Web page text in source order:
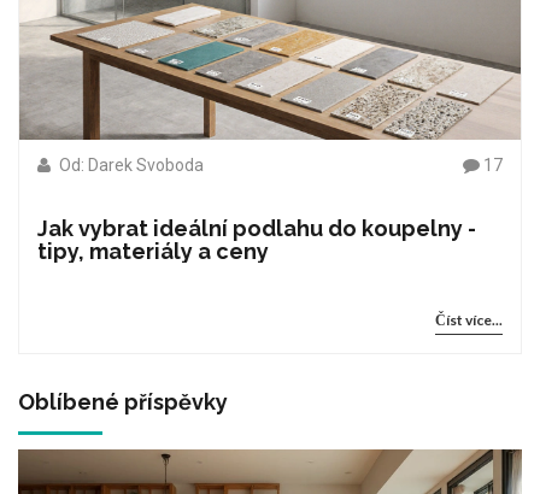
Od: Darek Svoboda 17
Jak vybrat ideální podlahu do koupelny -
tipy, materiály a ceny
Číst více...
Oblíbené příspěvky